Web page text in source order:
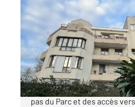
BEZONS 95
33 m
, 2 pièces
Ref : 12018
Appartement à vendre
159 000 €
BEZONS Résidence "Les
pas du Parc et des accès